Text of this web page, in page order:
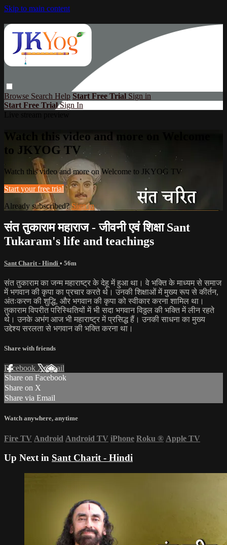
Skip to main content
Browse Search Help Start Free Trial Sign in
Start Free TrialSign In
Watch this video and more on Welcome
to JKYOG TV
Watch this video and more on Welcome to JKYOG TV
Start your free trial
Already subscribed?Sign in
संत तुकाराम महाराज - जीवनी एवं शिक्षा Sant
Tukaram's life and teachings
Sant Charit - Hindi • 56m
संत तुकाराम का जन्म महाराष्ट्र के देहू में हुआ था। वे भक्ति के माध्यम से समाज
में भगवान की कृपा का प्रचार करते थे। उनकी शिक्षाओं में मुख्य रूप से कीर्तन,
अंतःकरण की शुद्धि, और भगवान की कृपा को स्वीकार करना शामिल था।
तुकाराम विपरीत परिस्थितियों में भी सदा भगवान विठ्ठल की भक्ति में लीन रहते
थे। उनके अभंग आज भी महाराष्ट्र में प्रसिद्ध हैं। उनकी साधना का मुख्य
उद्देश्य सरलता से भगवान की भक्ति करना था।
Share with friends
Facebook XEmail
Share on Facebook
Share on X
Share via Email
Watch anywhere, anytime
Fire TV Android Android TV iPhone Roku ® Apple TV
Up Next in Sant Charit - Hindi